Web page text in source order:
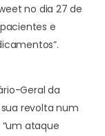
no dia 27 de
e
Geral da
revolta num
ataque